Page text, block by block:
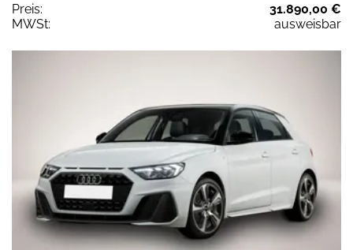
Preis:
31.890,00 €
MWSt:
ausweisbar